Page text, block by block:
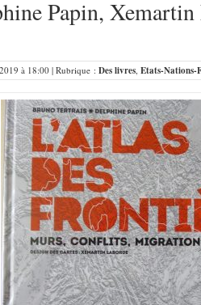
Papin,
à 18:00 | Rubrique : Des livres, Etats-Nations-